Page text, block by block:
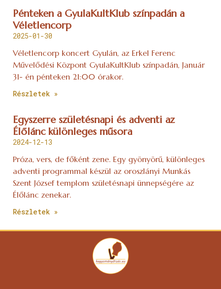
Pénteken a GyulaKultKlub színpadán a
Véletlencorp
2025-01-30
Véletlencorp koncert Gyulán, az Erkel Ferenc
Művelődési Központ GyulaKultKlub színpadán, Január
31- én pénteken 21:00 órakor.
Részletek »
Egyszerre születésnapi és adventi az
Élőlánc különleges műsora
2024-12-13
Próza, vers, de főként zene. Egy gyönyörű, különleges
adventi programmal készül az oroszlányi Munkás
Szent József templom születésnapi ünnepségére az
Élőlánc zenekar.
Részletek »